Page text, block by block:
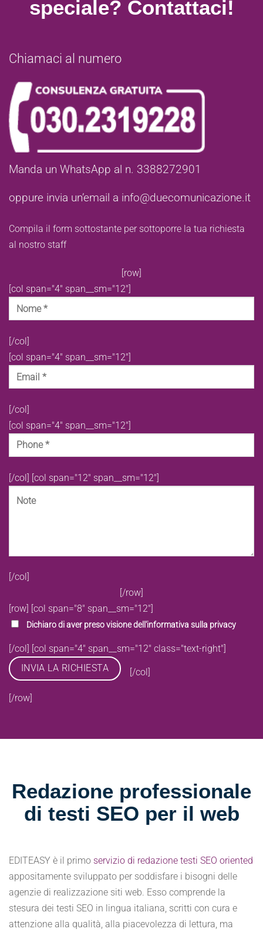
speciale? Contattaci!
Chiamaci al numero
Manda un WhatsApp al n. 3388272901
oppure invia un’email a info@duecomunicazione.it
Compila il form sottostante per sottoporre la tua richiesta
al nostro staff
[row]
[col span="4" span__sm="12"]
[/col]
[col span="4" span__sm="12"]
[/col]
[col span="4" span__sm="12"]
[/col] [col span="12" span__sm="12"]
[/col]
[/row]
[row]
[col span="8" span__sm="12"]
Dichiaro di aver preso visione dell'informativa sulla privacy
[/col] [col span="4" span__sm="12" class="text-right"]
[/col]
[/row]
Redazione professionale
di testi SEO per il web
EDITEASY è il primo servizio di redazione testi SEO oriented
appositamente sviluppato per soddisfare i bisogni delle
agenzie di realizzazione siti web. Esso comprende la
stesura dei testi SEO in lingua italiana, scritti con cura e
attenzione alla qualità, alla piacevolezza di lettura, ma